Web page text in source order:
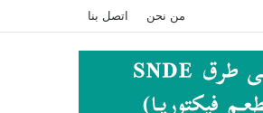
من نحن اتصل بنا